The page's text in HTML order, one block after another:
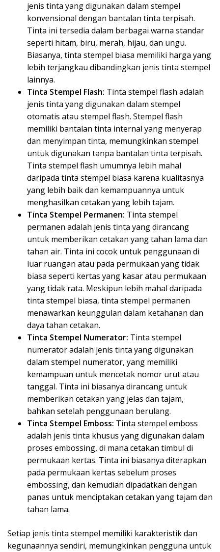
jenis tinta yang digunakan dalam stempel
konvensional dengan bantalan tinta terpisah.
Tinta ini tersedia dalam berbagai warna standar
seperti hitam, biru, merah, hijau, dan ungu.
Biasanya, tinta stempel biasa memiliki harga yang
lebih terjangkau dibandingkan jenis tinta stempel
lainnya.
Tinta Stempel Flash: Tinta stempel flash adalah
jenis tinta yang digunakan dalam stempel
otomatis atau stempel flash. Stempel flash
memiliki bantalan tinta internal yang menyerap
dan menyimpan tinta, memungkinkan stempel
untuk digunakan tanpa bantalan tinta terpisah.
Tinta stempel flash umumnya lebih mahal
daripada tinta stempel biasa karena kualitasnya
yang lebih baik dan kemampuannya untuk
menghasilkan cetakan yang lebih tajam.
Tinta Stempel Permanen: Tinta stempel
permanen adalah jenis tinta yang dirancang
untuk memberikan cetakan yang tahan lama dan
tahan air. Tinta ini cocok untuk penggunaan di
luar ruangan atau pada permukaan yang tidak
biasa seperti kertas yang kasar atau permukaan
yang tidak rata. Meskipun lebih mahal daripada
tinta stempel biasa, tinta stempel permanen
menawarkan keunggulan dalam ketahanan dan
daya tahan cetakan.
Tinta Stempel Numerator: Tinta stempel
numerator adalah jenis tinta yang digunakan
dalam stempel numerator, yang memiliki
kemampuan untuk mencetak nomor urut atau
tanggal. Tinta ini biasanya dirancang untuk
memberikan cetakan yang jelas dan tajam,
bahkan setelah penggunaan berulang.
Tinta Stempel Emboss: Tinta stempel emboss
adalah jenis tinta khusus yang digunakan dalam
proses embossing, di mana cetakan timbul di
permukaan kertas. Tinta ini biasanya diterapkan
pada permukaan kertas sebelum proses
embossing, dan kemudian dipadatkan dengan
panas untuk menciptakan cetakan yang tajam dan
tahan lama.
Setiap jenis tinta stempel memiliki karakteristik dan
kegunaannya sendiri, memungkinkan pengguna untuk